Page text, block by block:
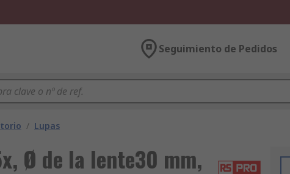
Seguimiento de Pedidos
/ Lupas
Ø de la lente30 mm,